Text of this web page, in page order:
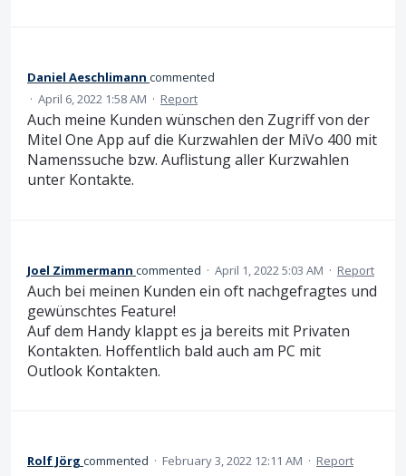
Daniel Aeschlimann commented
· April 6, 2022 1:58 AM · Report
Auch meine Kunden wünschen den Zugriff von der
Mitel One App auf die Kurzwahlen der MiVo 400 mit
Namenssuche bzw. Auflistung aller Kurzwahlen
unter Kontakte.
Joel Zimmermann commented · April 1, 2022 5:03 AM · Report
Auch bei meinen Kunden ein oft nachgefragtes und
gewünschtes Feature!
Auf dem Handy klappt es ja bereits mit Privaten
Kontakten. Hoffentlich bald auch am PC mit
Outlook Kontakten.
Rolf Jörg commented · February 3, 2022 12:11 AM · Report